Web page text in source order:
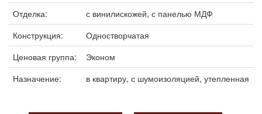
Отделка:
с винилискожей, с панелью МДФ
Конструкция:
Одностворчатая
Ценовая группа:
Эконом
Назначение:
в квартиру, с шумоизоляцией, утепленная